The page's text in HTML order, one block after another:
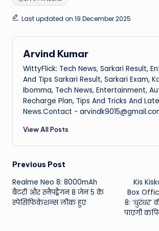
Last updated on 19 December 2025
Arvind Kumar
WittyFlick: Tech News, Sarkari Result,
And Tips Sarkari Result, Sarkari Exam,
Ibomma, Tech News, Entertainment,
Recharge Plan, Tips And Tricks And
News.Contact -
View All Posts
Post
navigation
Previous Post
Realme Neo 8: 8000mAh
बैटरी और स्नैपड्रैगन 8 जेन 5 के
स्पेसिफिकेशन्स लीक हुए
Kis
Box
8:
पाएगी